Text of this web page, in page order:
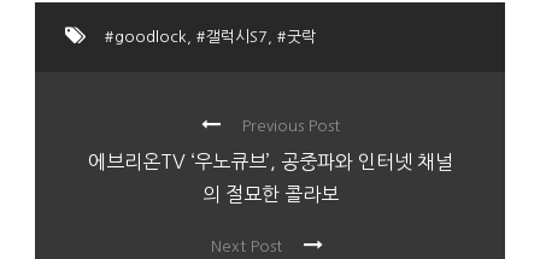
#goodlock #갤럭시S7 #굿락
Previous Post
에브리온TV ‘우노큐브’, 공중파와 인터넷 채널
의 절묘한 콜라보
Next Post